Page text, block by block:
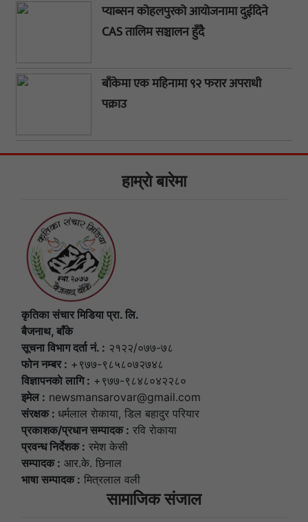
प्याब्सन कोहलपुरको आयोजनामा दुईदिने
CAS तालिम सञ्चालन हुँदै
बाँकेमा एक महिनामा ९२ फरार अपराधी
पक्राउ
हाम्राे बारेमा
कृतिका संचार मिडिया प्रा. लि.
बैजनाथ, बाँके
सूचना विभाग दर्ता नं. : २१२२/०७७-७८
फोन नम्बर : +९७७-९८५८०७२७४८
विज्ञापनकाे लागि : +९७७-९८४८०४२२८०
इमेल : newsmansarovar@gmail.com
संरक्षक : धर्मलाल राेकाया, डिल बहादुर परियार
प्रकाशक/प्रधान सम्पादक : रवि राेकाया
प्रवन्ध निर्देशक : रमेश केसी
सम्पादक : आर.के. छिनाल
भाषा सम्पादक : मित्रलाल वली
सामाजिक संजाल